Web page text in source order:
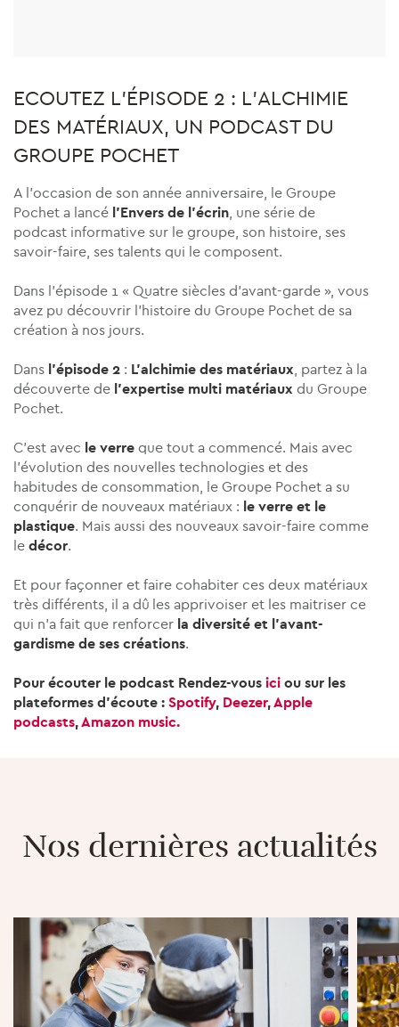
ECOUTEZ L'ÉPISODE 2 : L'ALCHIMIE
DES MATÉRIAUX, UN PODCAST DU
GROUPE POCHET
A l’occasion de son année anniversaire, le Groupe
Pochet a lancé l’Envers de l’écrin, une série de
podcast informative sur le groupe, son histoire, ses
savoir-faire, ses talents qui le composent.
Dans l’épisode 1 « Quatre siècles d’avant-garde », vous
avez pu découvrir l’histoire du Groupe Pochet de sa
création à nos jours.
Dans l’épisode 2 : L’alchimie des matériaux, partez à la
découverte de l’expertise multi matériaux du Groupe
Pochet.
C’est avec le verre que tout a commencé. Mais avec
l’évolution des nouvelles technologies et des
habitudes de consommation, le Groupe Pochet a su
conquérir de nouveaux matériaux : le verre et le
plastique. Mais aussi des nouveaux savoir-faire comme
le décor.
Et pour façonner et faire cohabiter ces deux matériaux
très différents, il a dû les apprivoiser et les maitriser ce
qui n’a fait que renforcer la diversité et l’avant-
gardisme de ses créations.
Pour écouter le podcast Rendez-vous ici ou sur les
plateformes d’écoute : Spotify, Deezer,Apple
podcasts,Amazon music.
Nos dernières actualités